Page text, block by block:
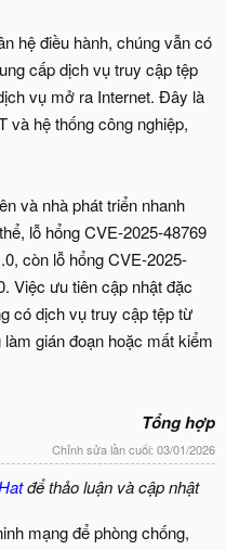
hệ điều hành, chúng vẫn có
cấp dịch vụ truy cập tệp
vụ mở ra Internet. Đây là
và hệ thống công nghiệp,
và nhà phát triển nhanh
lỗ hổng CVE-2025-48769
còn lỗ hổng CVE-2025-
Việc ưu tiên cập nhật đặc
có dịch vụ truy cập tệp từ
gián đoạn hoặc mất kiểm
Tổng hợp
Chỉnh sửa lần cuối: 03/01/2026
để thảo luận và cập nhật
mạng để phòng chống,